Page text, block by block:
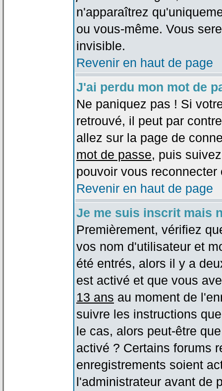
n'apparaîtrez
ou vous-même. Vous
invisible.
Revenir en haut de page
J'ai perdu mon mot de
Ne paniquez pas ! Si
retrouvé, il peut par
allez sur la page de
mot de passe, puis
pouvoir vous
Revenir en haut de page
Je me suis inscrit mais
Premièrement, vérifiez
vos nom d'utilisateur et
été entrés, alors il y a
est activé et que vous
13 ans au moment de
suivre les instructions
le cas, alors peut-être
activé ? Certains forums
enregistrements soient
l'administrateur avant de